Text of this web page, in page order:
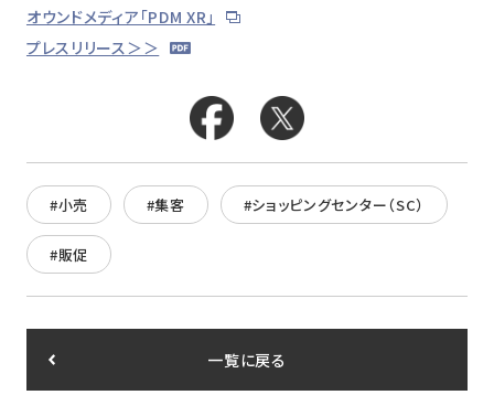
オウンドメディア「PDM XR」
プレスリリース＞＞
#小売 #集客 #ショッピングセンター（SC）
#販促
一覧に戻る